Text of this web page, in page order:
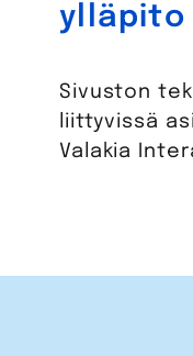
ylläpito
Sivuston
liittyvissä
Valakia